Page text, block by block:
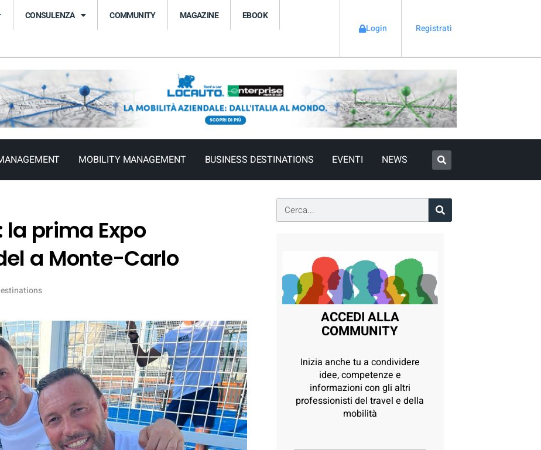
CONSULENZA COMMUNITY MAGAZINE EBOOK
Login Registrati
MOBILITY MANAGEMENT BUSINESS DESTINATIONS EVENTI NEWS
la prima Expo
a Monte-Carlo
ACCEDI ALLA
COMMUNITY
Inizia anche tu a condividere
idee, competenze e
informazioni con gli altri
professionisti del travel e della
mobilità